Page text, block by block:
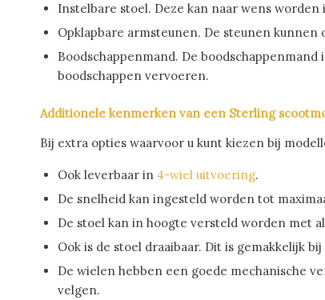
Instelbare stoel. Deze kan naar wens
Opklapbare armsteunen. De steunen
Boodschappenmand. De
boodschappen vervoeren.
Additionele kenmerken van een Sterling
Bij extra opties waarvoor u kunt kiezen bij
Ook leverbaar in 4-wiel uitvoering.
De snelheid kan ingesteld worden tot
De stoel kan in hoogte versteld worden met
Ook is de stoel draaibaar. Dit is gemakkelijk
De wielen hebben een goede mechanische
velgen.